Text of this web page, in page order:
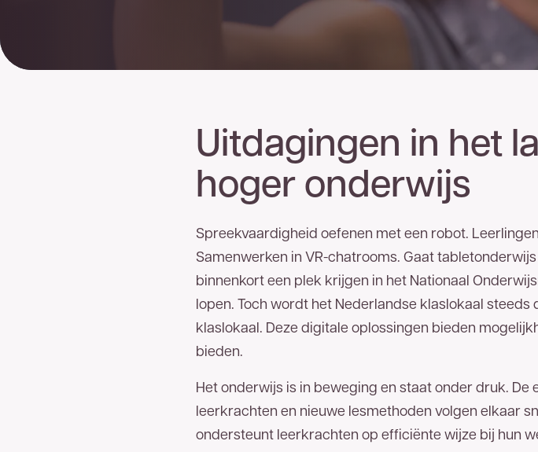
Uitdagingen in het
hoger onderwijs
Spreekvaardigheid oefenen met een robot.
Samenwerken in VR-chatrooms. Gaat
binnenkort een plek krijgen in het Nationaal
lopen. Toch wordt het Nederlandse klaslokaal
klaslokaal. Deze digitale oplossingen bieden
bieden.
Het onderwijs is in beweging en staat onder druk. De
leerkrachten en nieuwe lesmethoden volgen elkaar
ondersteunt leerkrachten op efficiënte wijze bij hun
Goednieuws!
U bent een stap dichter bij hetmeest betrouwbare glasvezelnetwerk van